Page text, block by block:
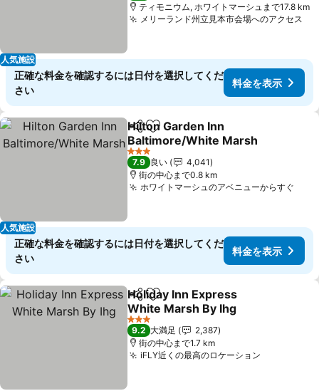
人気施設
ティモニウム, ホワイトマーシュまで17.8 km
メリーランド州立見本市会場へのアクセス
正確な料金を確認するには日付を選択してくだ
さい
料金を表示
人気施設
シェアお気に入りに追加
Hilton Garden Inn
Baltimore/White Marsh
料金を表示
3 ホテルのランク
7.9 良い
4,041
街の中心まで0.8 km
ホワイトマーシュのアベニューからすぐ
正確な料金を確認するには日付を選択してくだ
さい
料金を表示
シェアお気に入りに追加
Holiday Inn Express
White Marsh By Ihg
料金を表示
3 ホテルのランク
9.2 大満足
2,387
街の中心まで1.7 km
iFLY近くの最高のロケーション